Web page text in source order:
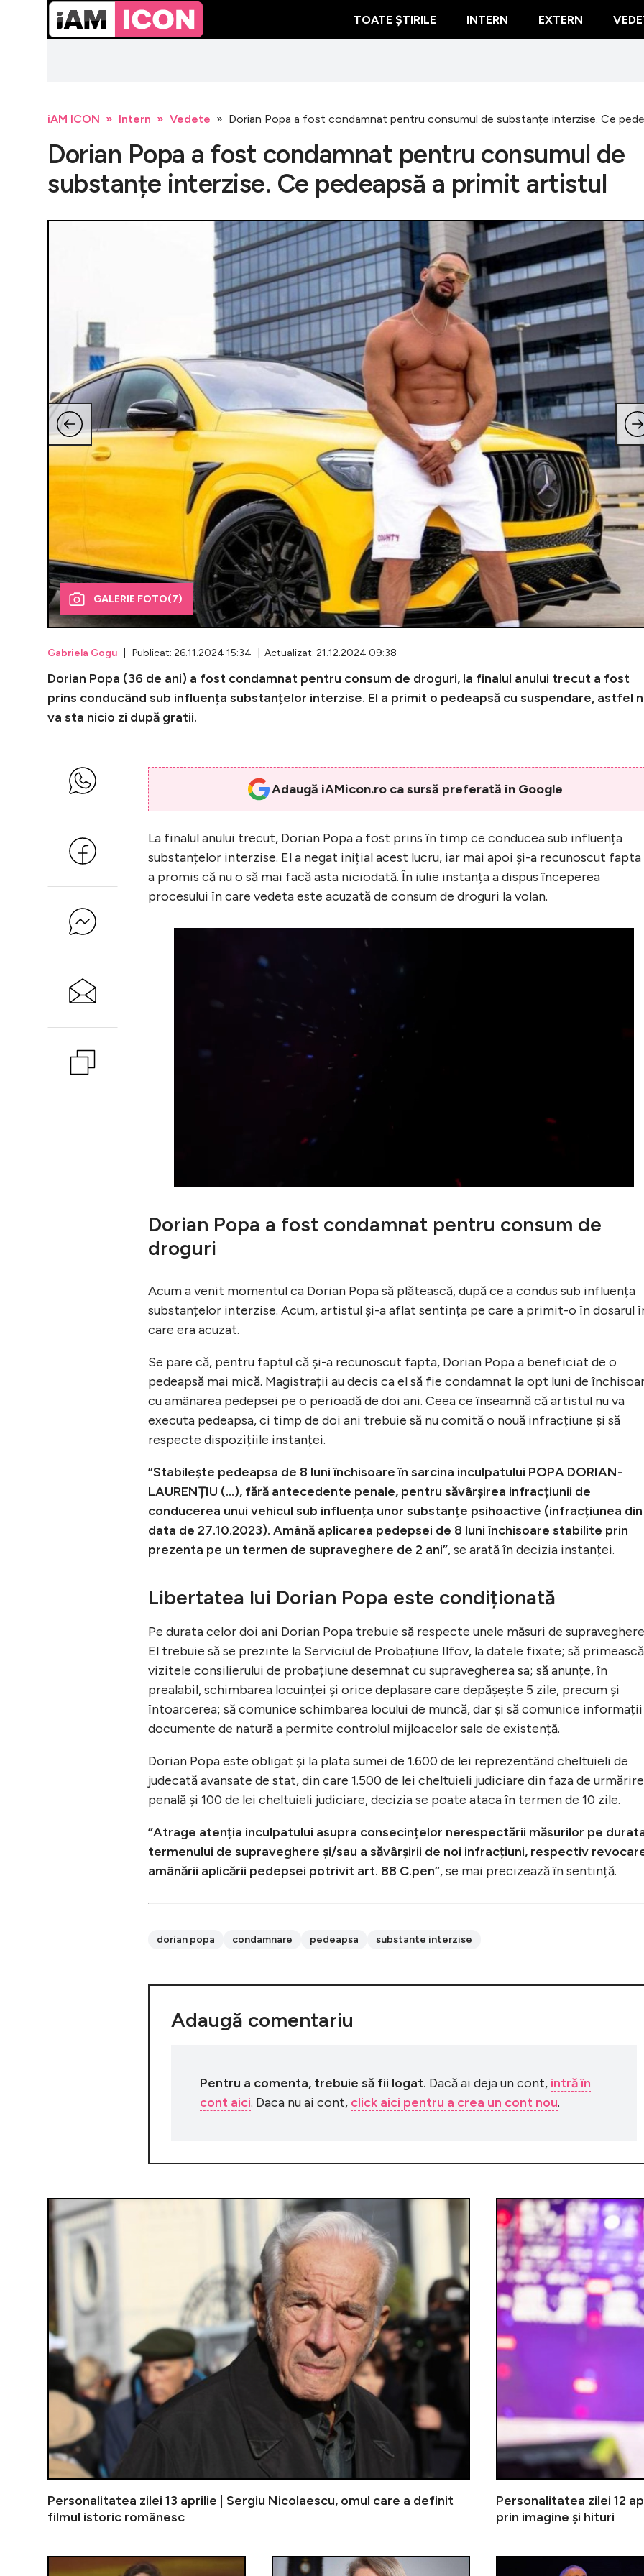
TOATE ȘTIRILE INTERN EXTERN
iAM ICON Intern Vedete Dorian Popa a fost condamnat pentru consumul de substanțe interzise. Ce
Dorian Popa a fost condamnat pentru consumul de
substanțe interzise. Ce pedeapsă a primit artistul
GALERIE FOTO(7)
Gabriela Gogu | Publicat: 26.11.2024 15:34 | Actualizat: 21.12.2024 09:38
Dorian Popa (36 de ani) a fost condamnat pentru consum de droguri, la finalul anului trecut a fost
prins conducând sub influența substanțelor interzise. El a primit o pedeapsă cu suspendare, astfel
va sta nicio zi după gratii.
Adaugă iAMicon.ro ca sursă preferată în Google
La finalul anului trecut, Dorian Popa a fost prins în timp ce conducea sub influența
substanțelor interzise. El a negat inițial acest lucru, iar mai apoi și-a recunoscut fapta
a promis că nu o să mai facă asta niciodată. În iulie instanța a dispus începerea
procesului în care vedeta este acuzată de consum de droguri la volan.
Dorian Popa a fost condamnat pentru consum de
droguri
Acum a venit momentul ca Dorian Popa să plătească, după ce a condus sub influența
substanțelor interzise. Acum, artistul și-a aflat sentința pe care a primit-o în dosarul
care era acuzat.
Se pare că, pentru faptul că și-a recunoscut fapta, Dorian Popa a beneficiat de o
pedeapsă mai mică. Magistrații au decis ca el să fie condamnat la opt luni de
cu amânarea pedepsei pe o perioadă de doi ani. Ceea ce înseamnă că artistul nu va
executa pedeapsa, ci timp de doi ani trebuie să nu comită o nouă infracțiune și să
respecte dispozițiile instanței.
”Stabilește pedeapsa de 8 luni închisoare în sarcina inculpatului POPA DORIAN-
LAURENȚIU (…), fără antecedente penale, pentru săvârșirea infracțiunii de
conducerea unui vehicul sub influența unor substanțe psihoactive (infracțiunea din
data de 27.10.2023). Amână aplicarea pedepsei de 8 luni închisoare stabilite prin
prezenta pe un termen de supraveghere de 2 ani”, se arată în decizia instanței.
Libertatea lui Dorian Popa este condiționată
Pe durata celor doi ani Dorian Popa trebuie să respecte unele măsuri de
El trebuie să se prezinte la Serviciul de Probațiune Ilfov, la datele fixate; să primească
vizitele consilierului de probațiune desemnat cu supravegherea sa; să anunțe, în
prealabil, schimbarea locuinței şi orice deplasare care depășește 5 zile, precum și
întoarcerea; să comunice schimbarea locului de muncă, dar și să comunice informații
documente de natură a permite controlul mijloacelor sale de existență.
Dorian Popa este obligat și la plata sumei de 1.600 de lei reprezentând cheltuieli de
judecată avansate de stat, din care 1.500 de lei cheltuieli judiciare din faza de urmărire
penală și 100 de lei cheltuieli judiciare, decizia se poate ataca în termen de 10 zile.
”Atrage atenția inculpatului asupra consecințelor nerespectării măsurilor pe
termenului de supraveghere și/sau a săvârșirii de noi infracțiuni, respectiv
amânării aplicării pedepsei potrivit art. 88 C.pen”, se mai precizează în sentință.
dorian popa condamnare pedeapsa substante interzise
Adaugă comentariu
Pentru a comenta, trebuie să fii logat. Dacă ai deja un cont, intră în
cont aici. Daca nu ai cont, click aici pentru a crea un cont nou.
Personalitatea zilei 13 aprilie | Sergiu Nicolaescu, omul care a definit
filmul istoric românesc
Personalitatea zilei 12
prin imagine și hituri
Personalitatea zilei 29 martie |